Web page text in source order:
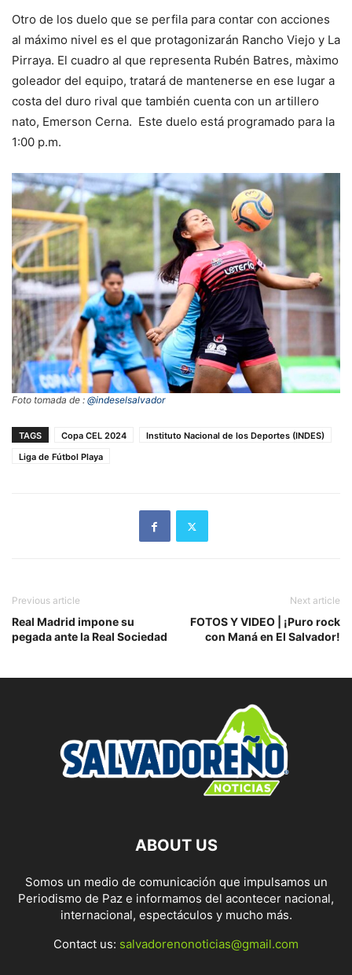
Otro de los duelo que se perfila para contar con acciones
al máximo nivel es el que protagonizarán Rancho Viejo y La
Pirraya. El cuadro al que representa Rubén Batres, màximo
goleador del equipo, tratará de mantenerse en ese lugar a
costa del duro rival que también cuenta con un artillero
nato, Emerson Cerna. Este duelo está programado para la
1:00 p.m.
Foto tomada de : @indeselsalvador
TAGS Copa CEL 2024
Instituto Nacional de los Deportes (INDES)
Liga de Fútbol Playa
Previous article
Real Madrid impone su
pegada ante la Real Sociedad
Next article
FOTOS Y VIDEO | ¡Puro rock
con Maná en El Salvador!
ABOUT US
Somos un medio de comunicación que impulsamos un
Periodismo de Paz e informamos del acontecer nacional,
internacional, espectáculos y mucho más.
Contact us: salvadorenonoticias@gmail.com